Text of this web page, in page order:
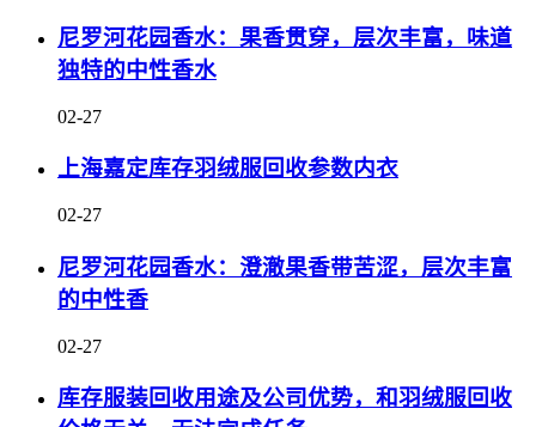
尼罗河花园香水：果香贯穿，层次丰富，味道
独特的中性香水
02-27
上海嘉定库存羽绒服回收参数内衣
02-27
尼罗河花园香水：澄澈果香带苦涩，层次丰富
的中性香
02-27
库存服装回收用途及公司优势，和羽绒服回收